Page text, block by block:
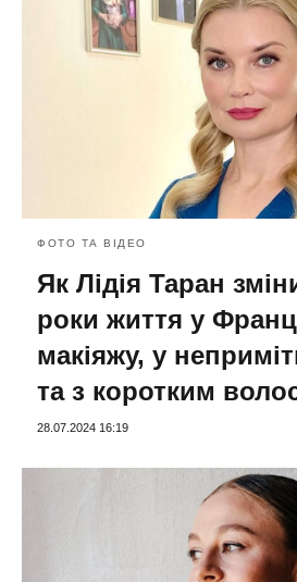
ФОТО ТА ВІДЕО
Як Лідія Таран
роки життя у
макіяжу, у
та з коротким
28.07.2024 16:19